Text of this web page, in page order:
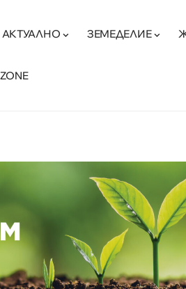
АКТУАЛНО ЗЕМЕДЕЛИЕ